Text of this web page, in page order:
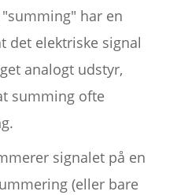
har en
det elektriske signal
analogt udstyr,
summing ofte
signalet på en
(eller bare